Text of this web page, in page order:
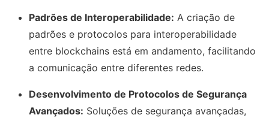
Padrões de Interoperabilidade: A criação de
padrões e protocolos para interoperabilidade
entre blockchains está em andamento, facilitando
a comunicação entre diferentes redes.
Desenvolvimento de Protocolos de Segurança
Avançados: Soluções de segurança avançadas,